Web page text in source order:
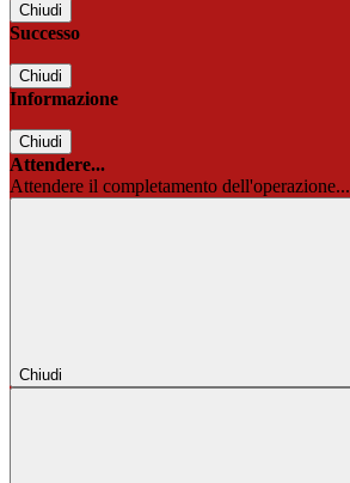
Chiudi
Successo
Chiudi
Informazione
Chiudi
Attendere...
Attendere il completamento dell'operazione...
Chiudi